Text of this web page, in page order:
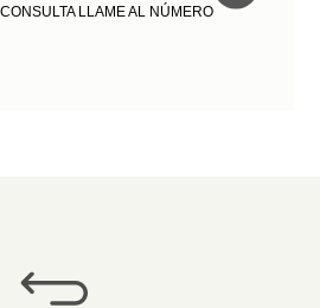
LLAME AL NÚMERO